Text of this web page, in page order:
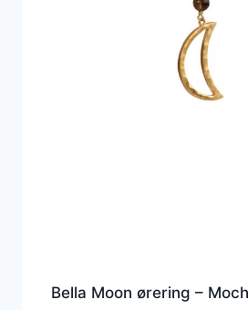
Bella Moon ørering –